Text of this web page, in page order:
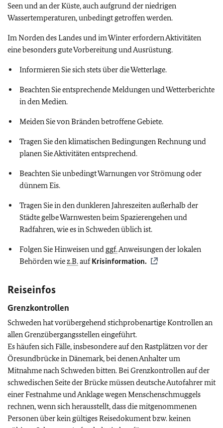
Seen und an der Küste, auch aufgrund der niedrigen
Wassertemperaturen, unbedingt getroffen werden.
Im Norden des Landes und im Winter erfordern Aktivitäten
eine besonders gute Vorbereitung und Ausrüstung.
Informieren Sie sich stets über die Wetterlage.
Beachten Sie entsprechende Meldungen und Wetterberichte
in den Medien.
Meiden Sie von Bränden betroffene Gebiete.
Tragen Sie den klimatischen Bedingungen Rechnung und
planen Sie Aktivitäten entsprechend.
Beachten Sie unbedingt Warnungen vor Strömung oder
dünnem Eis.
Tragen Sie in den dunkleren Jahreszeiten außerhalb der
Städte gelbe Warnwesten beim Spazierengehen und
Radfahren, wie es in Schweden üblich ist.
Folgen Sie Hinweisen und ggf.Anweisungen der lokalen
Behörden wiez.B.aufKrisinformation.
Reiseinfos
Grenzkontrollen
Schweden hat vorübergehend stichprobenartige Kontrollen an
allen Grenzübergangsstellen eingeführt.
Es häufen sich Fälle, insbesondere auf den Rastplätzen vor der
Öresundbrücke in Dänemark, bei denen Anhalter um
Mitnahme nach Schweden bitten. Bei Grenzkontrollen auf der
schwedischen Seite der Brücke müssen deutsche Autofahrer mit
einer Festnahme und Anklage wegen Menschenschmuggels
rechnen, wenn sich herausstellt, dass die mitgenommenen
Personen über kein gültiges Reisedokument bzw. keinen